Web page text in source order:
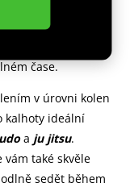
čase.
v úrovni kolen
kalhoty ideální
a ju jitsu.
vám také skvěle
sedět během